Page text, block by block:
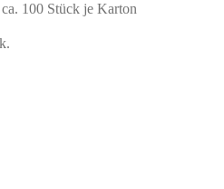
100 Stück je Karton